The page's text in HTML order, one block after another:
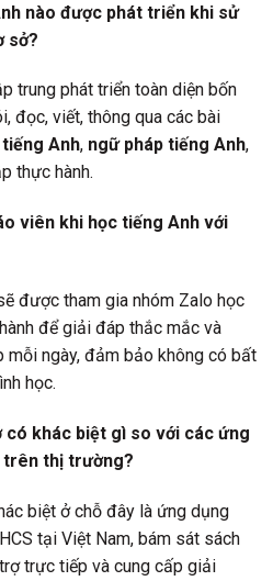
nào được phát triển khi sử
sở?
trung phát triển toàn diện bốn
đọc, viết, thông qua các bài
Anh, ngữ pháp tiếng Anh,
thực hành.
viên khi học tiếng Anh với
được tham gia nhóm Zalo học
để giải đáp thắc mắc và
mỗi ngày, đảm bảo không có bất
học.
có khác biệt gì so với các ứng
trên thị trường?
biệt ở chỗ đây là ứng dụng
tại Việt Nam, bám sát sách
trực tiếp và cung cấp giải